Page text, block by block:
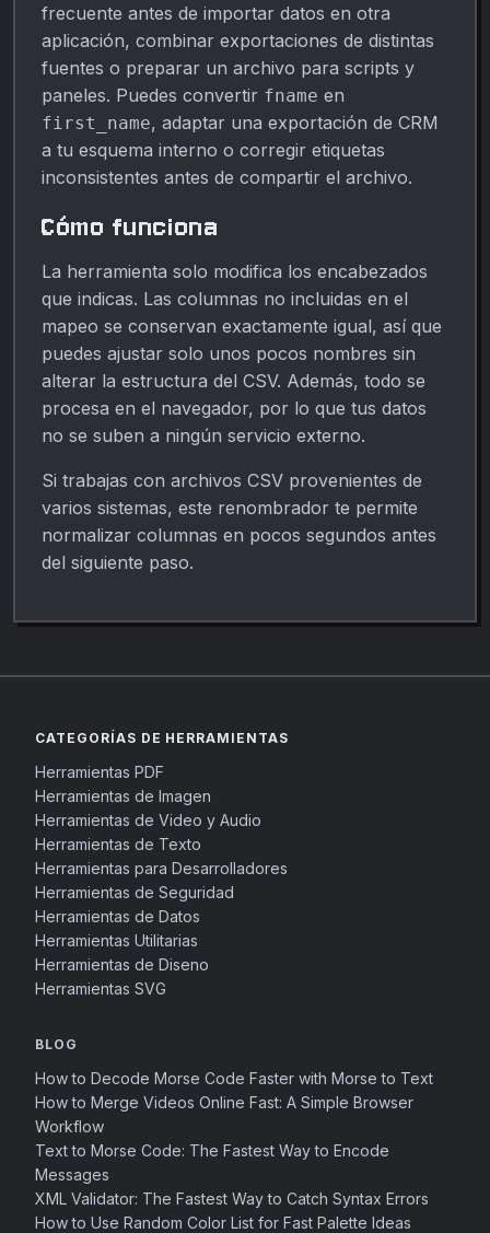
frecuente antes de importar datos en otra
aplicación, combinar exportaciones de distintas
fuentes o preparar un archivo para scripts y
paneles. Puedes convertir fname en
first_name, adaptar una exportación de CRM
a tu esquema interno o corregir etiquetas
inconsistentes antes de compartir el archivo.
Cómo funciona
La herramienta solo modifica los encabezados
que indicas. Las columnas no incluidas en el
mapeo se conservan exactamente igual, así que
puedes ajustar solo unos pocos nombres sin
alterar la estructura del CSV. Además, todo se
procesa en el navegador, por lo que tus datos
no se suben a ningún servicio externo.
Si trabajas con archivos CSV provenientes de
varios sistemas, este renombrador te permite
normalizar columnas en pocos segundos antes
del siguiente paso.
CATEGORÍAS DE HERRAMIENTAS
Herramientas PDF
Herramientas de Imagen
Herramientas de Video y Audio
Herramientas de Texto
Herramientas para Desarrolladores
Herramientas de Seguridad
Herramientas de Datos
Herramientas Utilitarias
Herramientas de Diseno
Herramientas SVG
BLOG
How to Decode Morse Code Faster with Morse to Text
How to Merge Videos Online Fast: A Simple Browser
Workflow
Text to Morse Code: The Fastest Way to Encode
Messages
XML Validator: The Fastest Way to Catch Syntax Errors
How to Use Random Color List for Fast Palette Ideas